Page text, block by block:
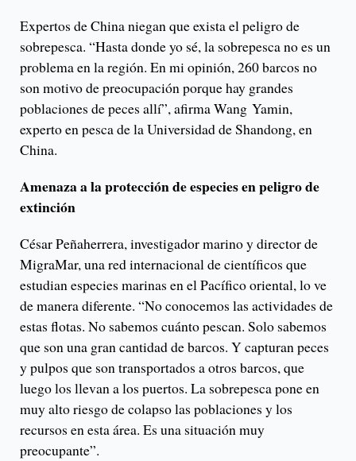
Expertos de China niegan que exista el peligro de
sobrepesca. “Hasta donde yo sé, la sobrepesca no es un
problema en la región. En mi opinión, 260 barcos no
son motivo de preocupación porque hay grandes
poblaciones de peces allí”, afirma Wang Yamin,
experto en pesca de la Universidad de Shandong, en
China.
Amenaza a la protección de especies en peligro de
extinción
César Peñaherrera, investigador marino y director de
MigraMar, una red internacional de científicos que
estudian especies marinas en el Pacífico oriental, lo ve
de manera diferente. “No conocemos las actividades de
estas flotas. No sabemos cuánto pescan. Solo sabemos
que son una gran cantidad de barcos. Y capturan peces
y pulpos que son transportados a otros barcos, que
luego los llevan a los puertos. La sobrepesca pone en
muy alto riesgo de colapso las poblaciones y los
recursos en esta área. Es una situación muy
preocupante”.